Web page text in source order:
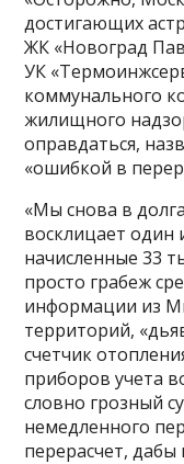
достигающих
ЖК «Новоград
УК
коммунального
жилищного
оправдаться,
«ошибкой в
«Мы снова в
восклицает один
начисленные 33
просто грабеж
информации из
территорий,
счетчик
приборов учета
словно грозный
немедленного
перерасчет, дабы